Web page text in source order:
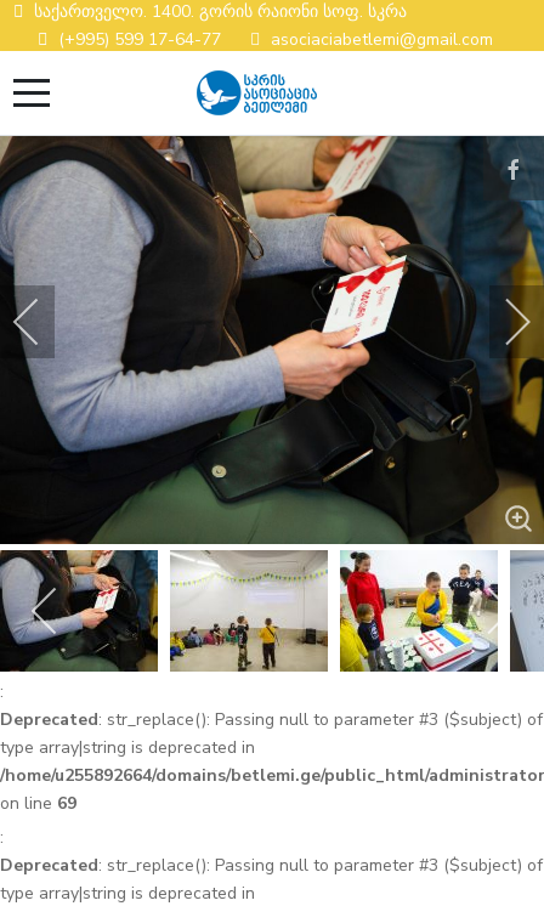
საქართველო. 1400. გორის რაიონი სოფ. სკრა
(+995) 599 17-64-77
asociaciabetlemi@gmail.com
:
Deprecated: str_replace(): Passing null to parameter #3 ($subject) of
type array|string is deprecated in
/home/u255892664/domains/betlemi.ge/public_html/
on line 69
:
Deprecated: str_replace(): Passing null to parameter #3 ($subject) of
type array|string is deprecated in